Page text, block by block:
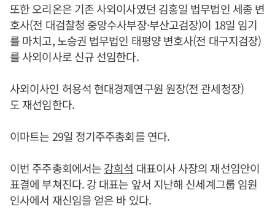
또한 오리온은 기존 사외이사였던 김홍일 법무법인 세종 변
호사(전 대검찰청 중앙수사부장·부산고검장)이 18일 임기
를 마치고, 노승권 법무법인 태평양 변호사(전 대구지검장)
를 사외이사로 신규 선임한다.
사외이사인 허용석 현대경제연구원 원장(전 관세청장)
도 재선임한다.
이마트는 29일 정기주주총회를 연다.
이번 주주총회에서는강희석 대표이사 사장의 재선임안이
표결에 부쳐진다. 강 대표는 앞서 지난해 신세계그룹 임원
인사에서 재신임을 얻은 바 있다.